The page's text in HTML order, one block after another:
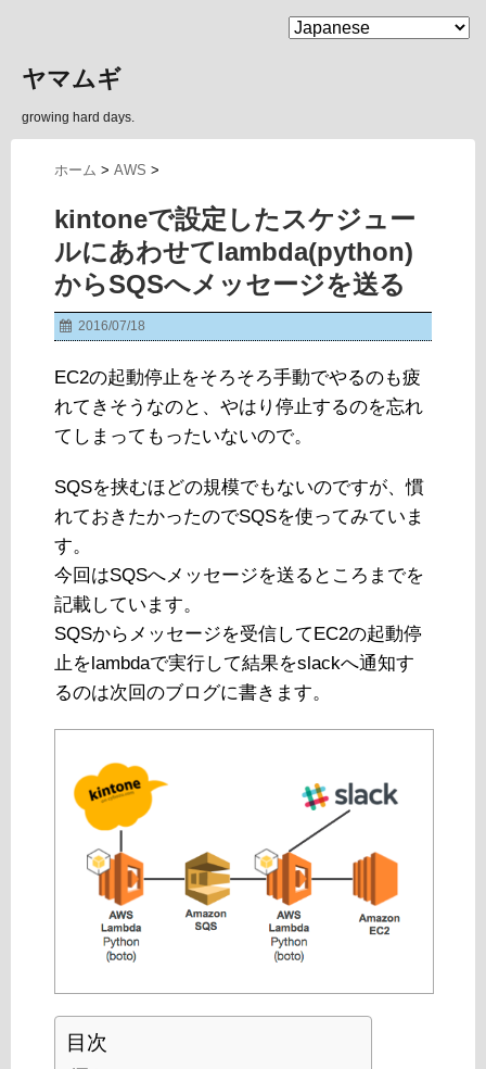
MENU
ヤマムギ
growing hard days.
ホーム > AWS >
kintoneで設定したスケジュー
ルにあわせてlambda(python)
からSQSへメッセージを送る
2016/07/18
EC2の起動停止をそろそろ手動でやるのも疲
れてきそうなのと、やはり停止するのを忘れ
てしまってもったいないので。
SQSを挟むほどの規模でもないのですが、慣
れておきたかったのでSQSを使ってみていま
す。
今回はSQSへメッセージを送るところまでを
記載しています。
SQSからメッセージを受信してEC2の起動停
止をlambdaで実行して結果をslackへ通知す
るのは次回のブログに書きます。
目次